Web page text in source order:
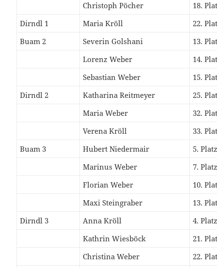
Christoph Pöcher
18.
Dirndl 1
Maria Kröll
22.
Buam 2
Severin Golshani
13.
Lorenz Weber
14.
Sebastian Weber
15.
Dirndl 2
Katharina Reitmeyer
25.
Maria Weber
32.
Verena Kröll
33.
Buam 3
Hubert Niedermair
5.
Marinus Weber
7.
Florian Weber
10.
Maxi Steingraber
13.
Dirndl 3
Anna Kröll
4.
Kathrin Wiesböck
21.
Christina Weber
22.